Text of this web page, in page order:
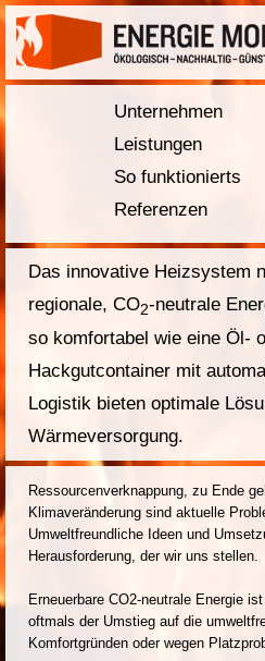
Unternehmen
Leistungen
So funktionierts
Referenzen
Das innovative Heizsystem
regionale, CO2-neutrale
so komfortabel wie eine Öl-
Hackgutcontainer mit
Logistik bieten optimale
Wärmeversorgung.
Ressourcenverknappung, zu Ende
Klimaveränderung sind aktuelle
Umweltfreundliche Ideen und
Herausforderung, der wir uns stellen.
Erneuerbare CO2-neutrale Energie
oftmals der Umstieg auf die
Komfortgründen oder wegen